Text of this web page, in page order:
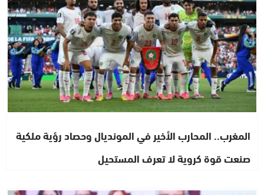
المغرب.. المحارب الأخير في المونديال وحصاد رؤية ملكية
صنعت قوة كروية لا تعرف المستحيل